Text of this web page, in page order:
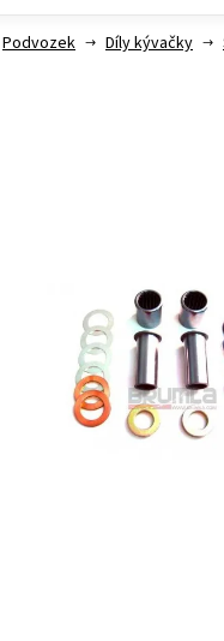
Podvozek Díly kývačky